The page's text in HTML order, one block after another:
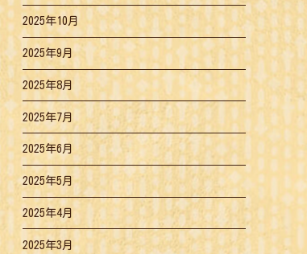
2025年10月
2025年9月
2025年8月
2025年7月
2025年6月
2025年5月
2025年4月
2025年3月